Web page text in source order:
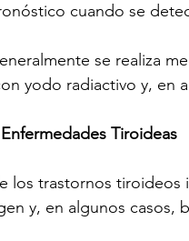
cuando se
se realiza
yodo radiactivo y, en
Tiroideas
los trastornos tiroideos
y, en algunos casos,